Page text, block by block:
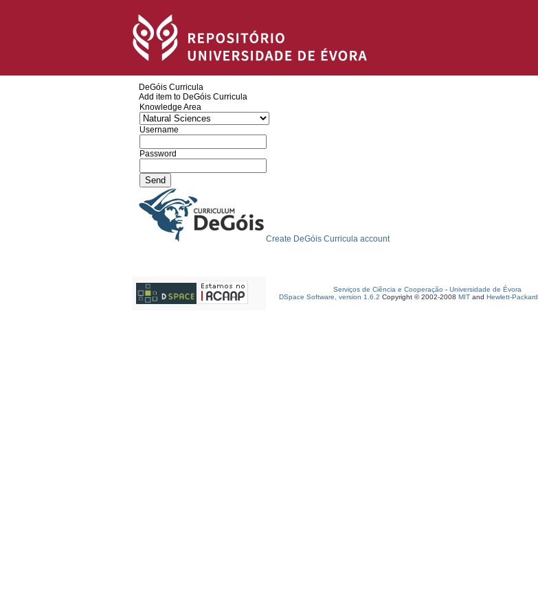
DeGóis Curricula
Add item to DeGóis Curricula
Knowledge Area
Username
Password
Create DeGóis Curricula account
Serviços de Ciência e Cooperação - Universidade de Évora
DSpace Software, version 1.6.2 Copyright © 2002-2008 MIT and Hewlett-Packard